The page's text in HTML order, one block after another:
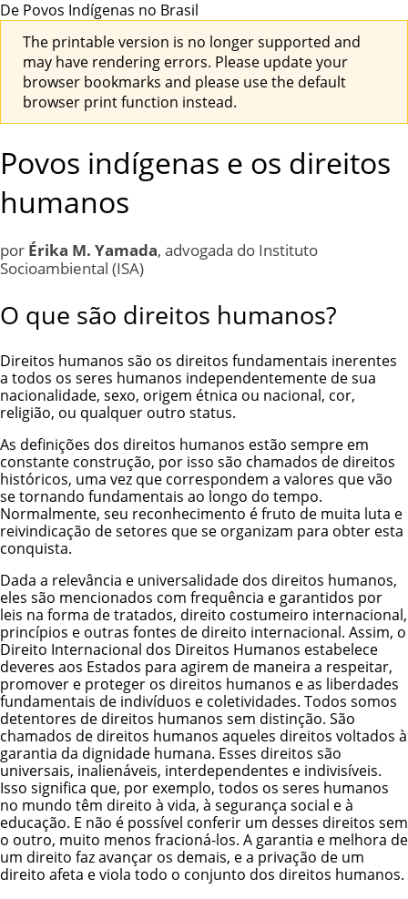
De Povos Indígenas no Brasil
The printable version is no longer supported and
may have rendering errors. Please update your
browser bookmarks and please use the default
browser print function instead.
Povos indígenas e os direitos
humanos
por Érika M. Yamada, advogada do Instituto
Socioambiental (ISA)
O que são direitos humanos?
Direitos humanos são os direitos fundamentais inerentes
a todos os seres humanos independentemente de sua
nacionalidade, sexo, origem étnica ou nacional, cor,
religião, ou qualquer outro status.
As definições dos direitos humanos estão sempre em
constante construção, por isso são chamados de direitos
históricos, uma vez que correspondem a valores que vão
se tornando fundamentais ao longo do tempo.
Normalmente, seu reconhecimento é fruto de muita luta e
reivindicação de setores que se organizam para obter esta
conquista.
Dada a relevância e universalidade dos direitos humanos,
eles são mencionados com frequência e garantidos por
leis na forma de tratados, direito costumeiro internacional,
princípios e outras fontes de direito internacional. Assim, o
Direito Internacional dos Direitos Humanos estabelece
deveres aos Estados para agirem de maneira a respeitar,
promover e proteger os direitos humanos e as liberdades
fundamentais de indivíduos e coletividades. Todos somos
detentores de direitos humanos sem distinção. São
chamados de direitos humanos aqueles direitos voltados à
garantia da dignidade humana. Esses direitos são
universais, inalienáveis, interdependentes e indivisíveis.
Isso significa que, por exemplo, todos os seres humanos
no mundo têm direito à vida, à segurança social e à
educação. E não é possível conferir um desses direitos sem
o outro, muito menos fracioná-los. A garantia e melhora de
um direito faz avançar os demais, e a privação de um
direito afeta e viola todo o conjunto dos direitos humanos.